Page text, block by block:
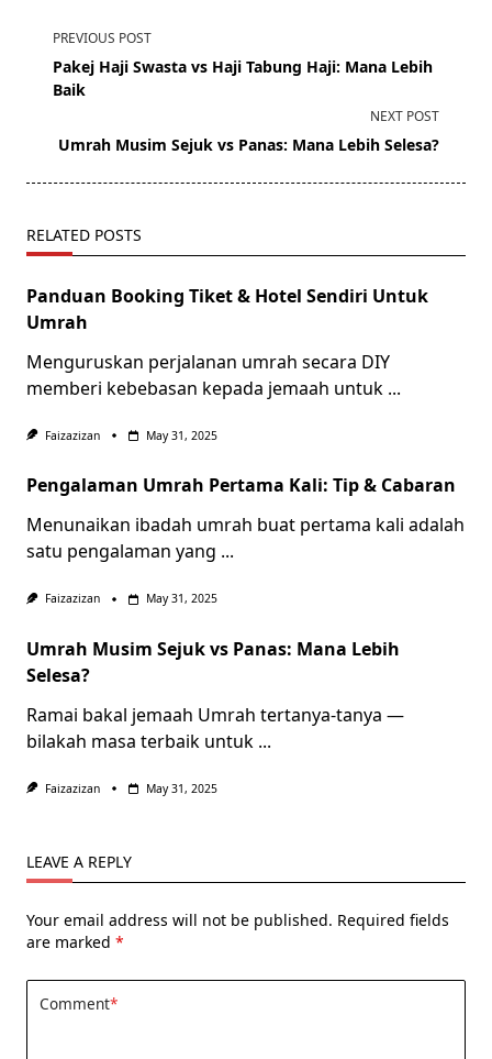
<span
class="nav-
subtitle
reader-
PREVIOUS POST
Pakej Haji Swasta vs Haji Tabung Haji: Mana Lebih
Baik
NEXT POST
Umrah Musim Sejuk vs Panas: Mana Lebih Selesa?
RELATED POSTS
Panduan Booking Tiket & Hotel Sendiri Untuk
Umrah
Menguruskan perjalanan umrah secara DIY
memberi kebebasan kepada jemaah untuk ...
Faizazizan May 31, 2025
Pengalaman Umrah Pertama Kali: Tip & Cabaran
Menunaikan ibadah umrah buat pertama kali adalah
satu pengalaman yang ...
Faizazizan May 31, 2025
Umrah Musim Sejuk vs Panas: Mana Lebih
Selesa?
Ramai bakal jemaah Umrah tertanya-tanya —
bilakah masa terbaik untuk ...
Faizazizan May 31, 2025
LEAVE A REPLY
Your email address will not be published. Required fields
are marked *
Comment*